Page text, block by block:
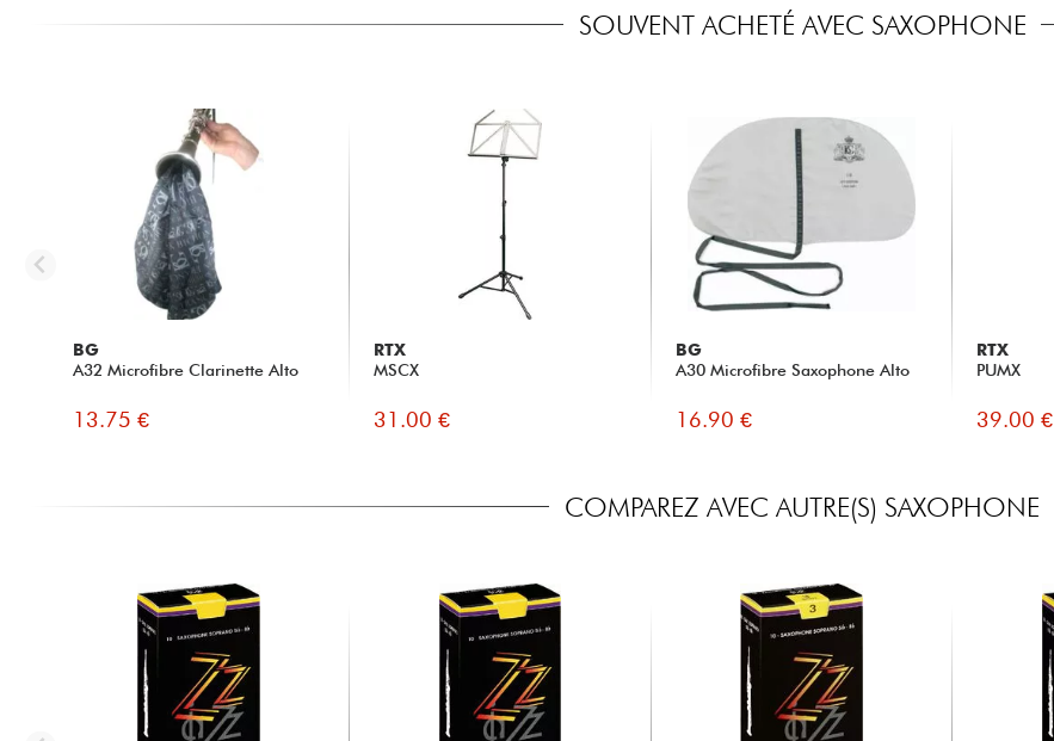
SOUVENT ACHETÉ AVEC SAXOPHONE
BG
A32 Microfibre Clarinette Alto
13.75 €
RTX
MSCX
31.00 €
BG
A30 Microfibre Saxophone Alto
16.90 €
RTX
PUMX
39.00 €
COMPAREZ AVEC AUTRE(S) SAXOPHONE